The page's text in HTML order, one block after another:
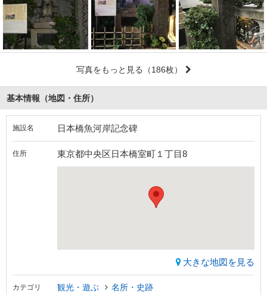
写真をもっと見る （186枚）
基本情報（地図・住所）
施設名 日本橋魚河岸記念碑
住所 東京都中央区日本橋室町１丁目8
大きな地図を見る
カテゴリ 観光・遊ぶ 名所・史跡